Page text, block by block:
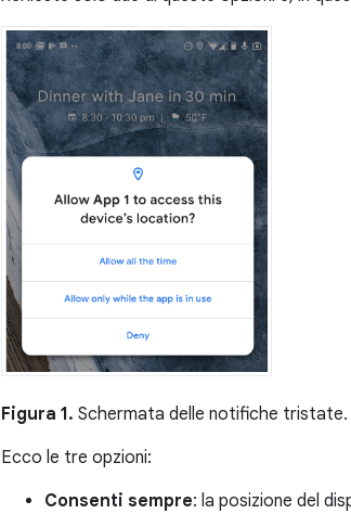
Figura 1. Schermata delle notifiche tristate.
Ecco le tre opzioni:
Consenti sempre: la posizione del